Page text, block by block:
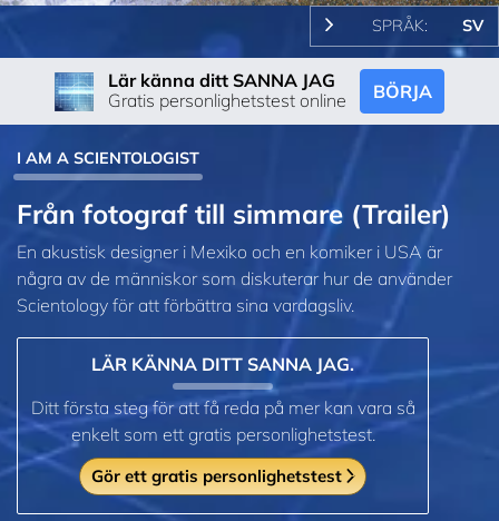
SPRÅK: SV
Lär känna ditt SANNA JAG
Gratis personlighetstest online
BÖRJA
I AM A SCIENTOLOGIST
Från fotograf till simmare (Trailer)
En akustisk designer i Mexiko och en komiker i USA är
några av de människor som diskuterar hur de använder
Scientology för att förbättra sina vardagsliv.
LÄR KÄNNA DITT SANNA JAG.
Ditt första steg för att få reda på mer kan vara så
enkelt som ett gratis personlighetstest.
Gör ett gratis personlighetstest